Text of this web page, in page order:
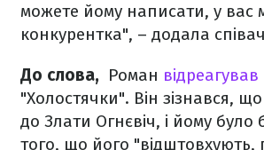
можете йому написати, у вас
конкурентка", – додала
До слова, Роман
"Холостячки". Він зізнався,
до Злати Огнєвіч, і йому було
того, що його "відштовхують,